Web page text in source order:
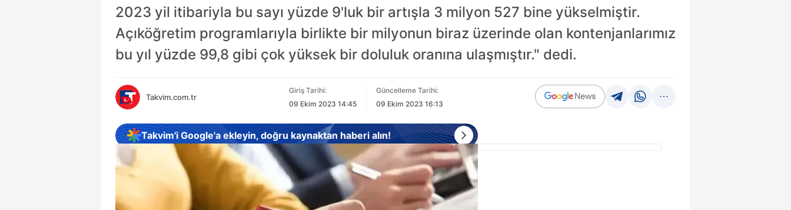
2023 yil itibariyla bu sayı yüzde 9'luk bir artışla 3 milyon 527 bine yükselmiştir.
Açıköğretim programlarıyla birlikte bir milyonun biraz üzerinde olan kontenjanlarımız
bu yıl yüzde 99,8 gibi çok yüksek bir doluluk oranına ulaşmıştır." dedi.
Takvim.com.tr
Giriş Tarihi:
09 Ekim 2023 14:45
Güncelleme Tarihi:
09 Ekim 2023 16:13
Takvim'i Google'a ekleyin, doğru kaynaktan haberi alın!